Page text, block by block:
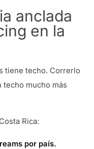
anclada
en la
tiene techo. Correrlo
techo mucho más
Rica:
por país.